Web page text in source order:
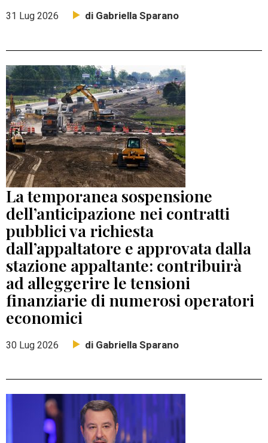
31 Lug 2026 di Gabriella Sparano
La temporanea sospensione
dell’anticipazione nei contratti
pubblici va richiesta
dall’appaltatore e approvata dalla
stazione appaltante: contribuirà
ad alleggerire le tensioni
finanziarie di numerosi operatori
economici
30 Lug 2026 di Gabriella Sparano